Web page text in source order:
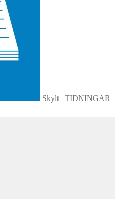
Skylt | TIDNINGAR |